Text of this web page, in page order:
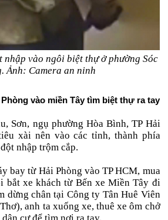
nhập vào ngôi biệt thự ở phường Sóc
Ảnh: Camera an ninh
vào miền Tây tìm biệt thự ra tay
Sơn, ngụ phường Hòa Bình, TP Hải
xài nên vào các tỉnh, thành phía
nhập trộm cắp.
bay từ Hải Phòng vào TP HCM, mua
bắt xe khách từ Bến xe Miền Tây đi
dừng chân tại Công ty Tân Huê Viên
anh ta xuống xe, thuê xe ôm chở